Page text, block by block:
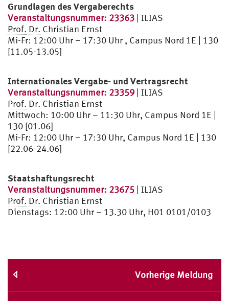
Grundlagen des Vergaberechts
Veranstaltungsnummer: 23363 | ILIAS
Prof. Dr. Christian Ernst
Mi-Fr: 12:00 Uhr – 17:30 Uhr , Campus Nord 1E | 130
[11.05-13.05]
Internationales Vergabe- und Vertragsrecht
Veranstaltungsnummer: 23359 | ILIAS
Prof. Dr. Christian Ernst
Mittwoch: 10:00 Uhr – 11:30 Uhr, Campus Nord 1E |
130 [01.06]
Mi-Fr: 12:00 Uhr – 17:30 Uhr, Campus Nord 1E | 130
[22.06-24.06]
Staatshaftungsrecht
Veranstaltungsnummer: 23675 | ILIAS
Prof. Dr. Christian Ernst
Dienstags: 12:00 Uhr – 13.30 Uhr, H01 0101/0103
Vorherige Meldung